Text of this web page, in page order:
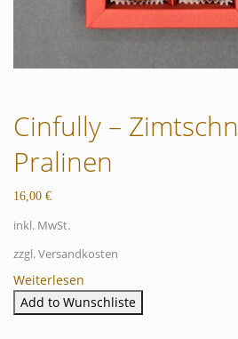
Cinfully –
Pralinen
16,00 €
inkl. MwSt.
zzgl. Versandkosten
Weiterlesen
Add to Wunschliste